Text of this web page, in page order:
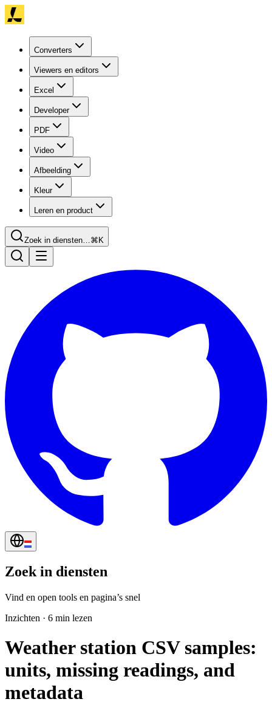
Converters
Viewers en editors
Excel
Developer
PDF
Video
Afbeelding
Kleur
Leren en product
Zoek in diensten…⌘K
Zoek in diensten
Vind en open tools en pagina’s snel
Inzichten · 6 min lezen
Weather station CSV samples:
units, missing readings, and
metadata